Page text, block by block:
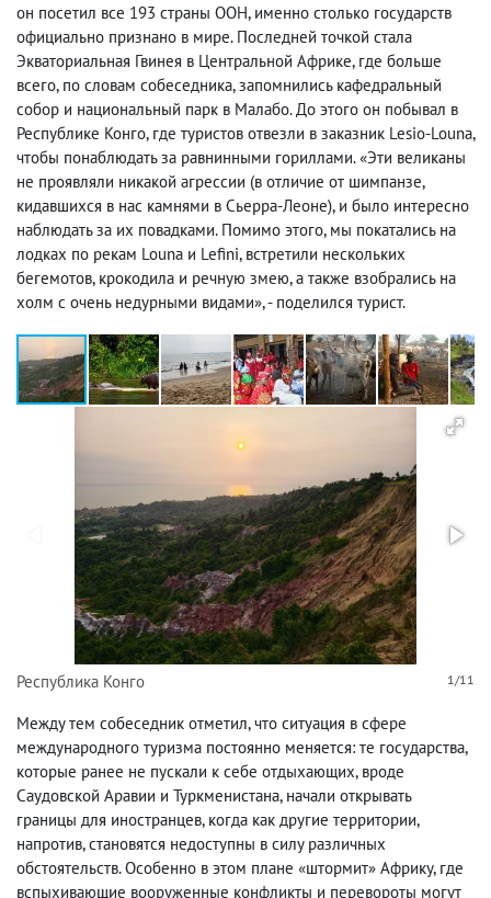
он посетил все 193 страны ООН, именно столько государств
официально признано в мире. Последней точкой стала
Экваториальная Гвинея в Центральной Африке, где больше
всего, по словам собеседника, запомнились кафедральный
собор и национальный парк в Малабо. До этого он побывал в
Республике Конго, где туристов отвезли в заказник Lesio-Louna,
чтобы понаблюдать за равнинными гориллами. «Эти великаны
не проявляли никакой агрессии (в отличие от шимпанзе,
кидавшихся в нас камнями в Сьерра-Леоне), и было интересно
наблюдать за их повадками. Помимо этого, мы покатались на
лодках по рекам Louna и Lefini, встретили нескольких
бегемотов, крокодила и речную змею, а также взобрались на
холм с очень недурными видами», - поделился турист.
1/11
Республика Конго
Между тем собеседник отметил, что ситуация в сфере
международного туризма постоянно меняется: те государства,
которые ранее не пускали к себе отдыхающих, вроде
Саудовской Аравии и Туркменистана, начали открывать
границы для иностранцев, когда как другие территории,
напротив, становятся недоступны в силу различных
обстоятельств. Особенно в этом плане «штормит» Африку, где
вспыхивающие вооруженные конфликты и перевороты могут